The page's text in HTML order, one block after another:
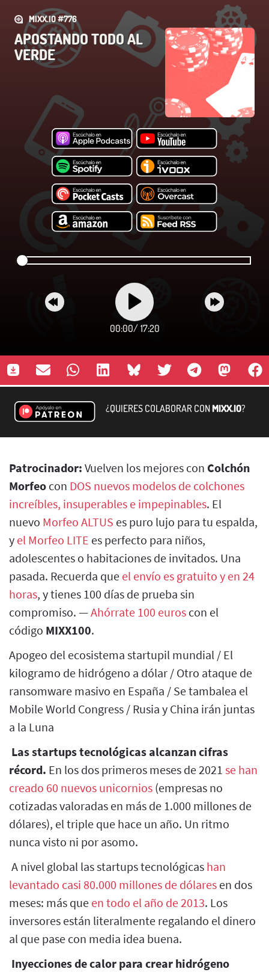
MIXX.IO #776
APOSTANDO TODO AL
VERDE
00:00/ 17:20
¿QUIERES COLABORAR CONMIXX.IO?
Patrocinador: Vuelven los mejores con Colchón
Morfeo con DOS nuevos modelos de colchones
increíbles, insuperables e impepinables. El
nuevo Morfeo ALTUS es puro lujo para tu espalda,
y el Morfeo LITE es perfecto para niños,
adolescentes o habitaciones de invitados. Una
pasada. Recuerda que el envío es gratuito y en 24
horas, y tienes 100 días de prueba sin
compromiso. —Ahórrate 100 euros con el
código MIXX100.
Apogeo del ecosistema startupil mundial / El
kilogramo de hidrógeno a dólar / Otro ataque de
ransomware masivo en España / Se tambalea el
Mobile World Congress / Rusia y China irán juntas
a la Luna
Las startups tecnológicas alcanzan cifras
récord. En los dos primeros meses de 2021 se han
creado 60 nuevos unicornios (empresas no
cotizadas valoradas en más de 1.000 millones de
dólares), el triple que hace un año. Un ritmo
nunca visto ni por asomo.
A nivel global las startups tecnológicas han
levantado casi 80.000 millones de dólares en dos
meses: más que en todo el año de 2013. Los
inversores están literalmente regalando el dinero
al que pase con media idea buena.
Inyecciones de calor para crear hidrógeno